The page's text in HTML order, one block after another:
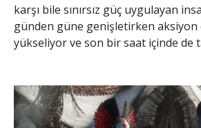
karşı bile sınırsız güç uygulayan
günden güne genişletirken aksiyon
yükseliyor ve son bir saat içinde de